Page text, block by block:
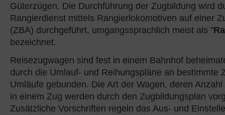
Güterzügen. Die Durchführung der Zugbildung wird
Rangierdienst mittels Rangierlokomotiven auf einer
(ZBA) durchgeführt, umgangssprachlich meist als "
bezeichnet.
Reisezugwagen sind fest in einem Bahnhof
durch die Umlauf- und Reihungspläne an bestimmte
Umläufe gebunden. Die Art der Wagen, deren
in einem Zug werden durch den Zugbildungsplan
Zusätzliche Vorschriften regeln das Aus- und